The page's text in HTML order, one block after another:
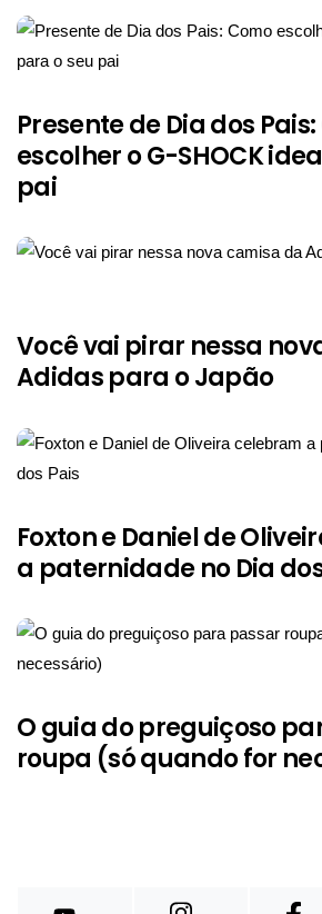
Presente de Dia dos
escolher o G-SHOCK
pai
Você vai pirar nessa
Adidas para o Japão
Foxton e Daniel de
a paternidade no Dia
O guia do preguiçoso
roupa (só quando for